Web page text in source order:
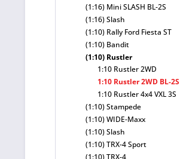
(1:16) Mini SLASH BL-2S
(1:16) Slash
(1:10) Rally Ford Fiesta ST
(1:10) Bandit
(1:10) Rustler
1:10 Rustler 2WD
1:10 Rustler 2WD BL-2S
1:10 Rustler 4x4 VXL 3S
(1:10) Stampede
(1:10) WIDE-Maxx
(1:10) Slash
(1:10) TRX-4 Sport